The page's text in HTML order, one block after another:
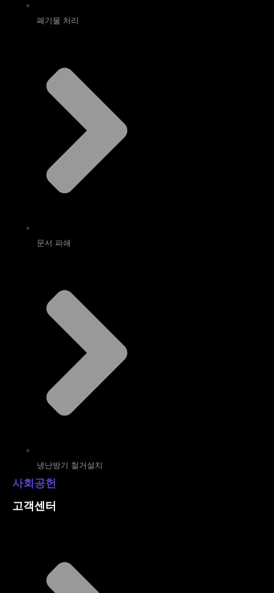
폐기물 처리
문서 파쇄
냉난방기 철거설치
사회공헌
고객센터